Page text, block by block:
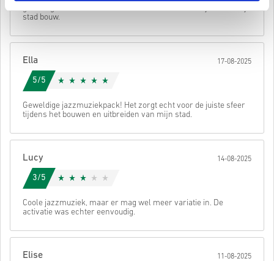
• Rond je bestelling af
bekijken.
stad bouw.
Ella 17-08-2025
5/5
Geweldige jazzmuziekpack! Het zorgt echt voor de juiste sfeer
tijdens het bouwen en uitbreiden van mijn stad.
Lucy 14-08-2025
3/5
Coole jazzmuziek, maar er mag wel meer variatie in. De
activatie was echter eenvoudig.
Elise 11-08-2025